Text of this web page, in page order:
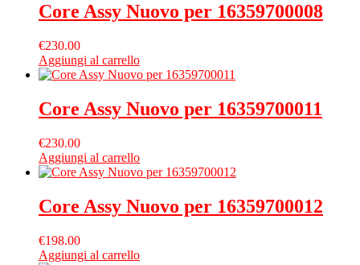
Core Assy Nuovo per 16359700008
€230.00
Aggiungi al carrello
Core Assy Nuovo per 16359700011
€230.00
Aggiungi al carrello
Core Assy Nuovo per 16359700012
€198.00
Aggiungi al carrello